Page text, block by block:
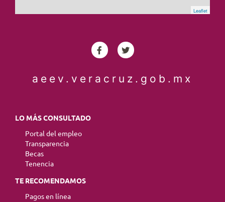
Leaflet
aeev.veracruz.gob.mx
LO MÁS CONSULTADO
Portal del empleo
Transparencia
Becas
Tenencia
TE RECOMENDAMOS
Pagos en línea